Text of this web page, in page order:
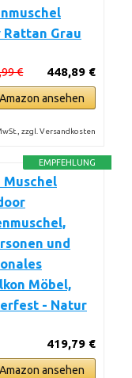
Rattan Grau
448,89 €
€
ansehen
zzgl. Versandkosten
EMPFEHLUNG
und
Möbel,
- Natur
419,79 €
ansehen